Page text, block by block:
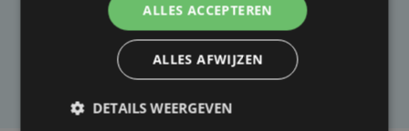
artikel?
Laat het ons weten
ALLES ACCEPTEREN
ALLES AFWIJZEN
DETAILS WEERGEVEN